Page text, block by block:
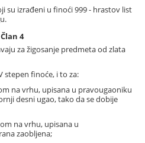
su izrađeni u finoći 999 - hrastov list
Član 4
za žigosanje predmeta od zlata
stepen finoće, i to za:
na vrhu, upisana u pravougaoniku
desni ugao, tako da se dobije
na vrhu, upisana u
zaobljena;